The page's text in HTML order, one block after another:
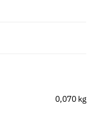
0,070 kg